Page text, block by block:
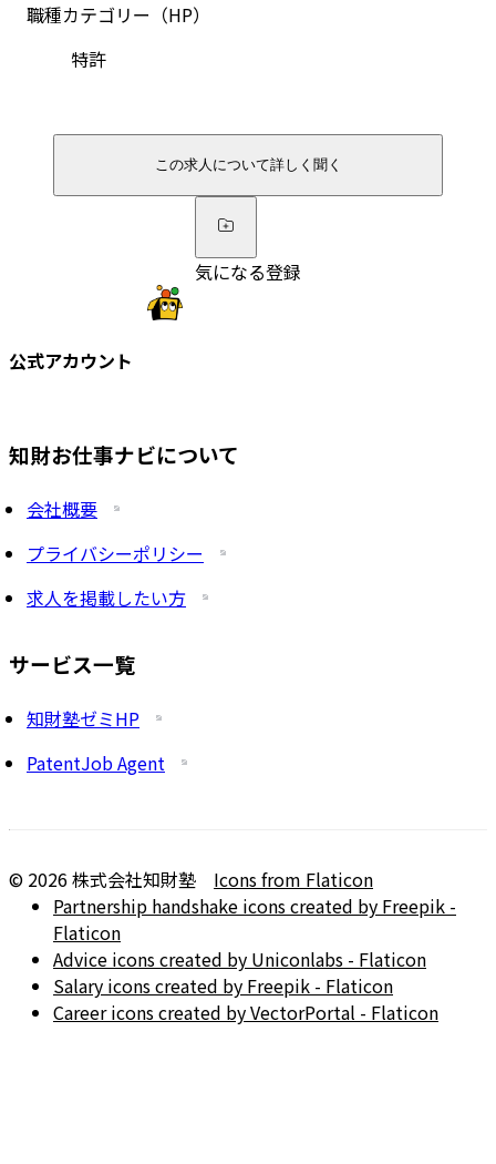
職種カテゴリー（HP）
特許
この求人について詳しく聞く
気になる登録
公式アカウント
知財お仕事ナビについて
会社概要
プライバシーポリシー
求人を掲載したい方
サービス一覧
知財塾ゼミHP
PatentJob Agent
© 2026株式会社知財塾
Icons from Flaticon
Partnership handshake icons created by Freepik -
Flaticon
Advice icons created by Uniconlabs - Flaticon
Salary icons created by Freepik - Flaticon
Career icons created by VectorPortal - Flaticon